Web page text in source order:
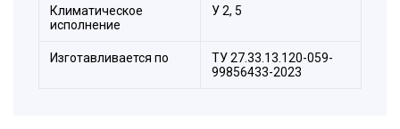
Климатическое
исполнение
У 2, 5
Изготавливается по
ТУ 27.33.13.120-059-
99856433-2023